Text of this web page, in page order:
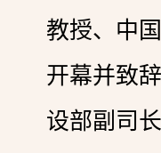
教授、中
开幕并致
设部副司